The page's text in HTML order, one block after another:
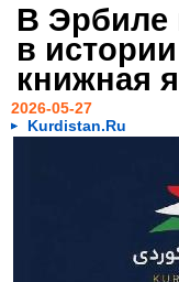
В Эрбиле
в
книжная
2026-05-27
Kurdistan.Ru